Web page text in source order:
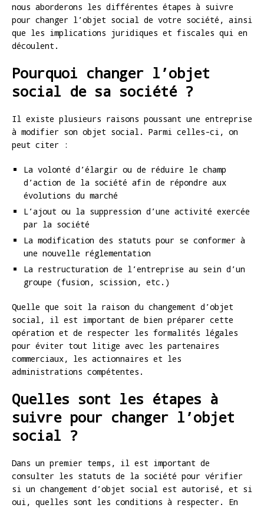
nous aborderons les différentes étapes à suivre
pour changer l’objet social de votre société, ainsi
que les implications juridiques et fiscales qui en
découlent.
Pourquoi changer l’objet
social de sa société ?
Il existe plusieurs raisons poussant une entreprise
à modifier son objet social. Parmi celles-ci, on
peut citer :
La volonté d’élargir ou de réduire le champ
d’action de la société afin de répondre aux
évolutions du marché
L’ajout ou la suppression d’une activité exercée
par la société
La modification des statuts pour se conformer à
une nouvelle réglementation
La restructuration de l’entreprise au sein d’un
groupe (fusion, scission, etc.)
Quelle que soit la raison du changement d’objet
social, il est important de bien préparer cette
opération et de respecter les formalités légales
pour éviter tout litige avec les partenaires
commerciaux, les actionnaires et les
administrations compétentes.
Quelles sont les étapes à
suivre pour changer l’objet
social ?
Dans un premier temps, il est important de
consulter les statuts de la société pour vérifier
si un changement d’objet social est autorisé, et si
oui, quelles sont les conditions à respecter. En